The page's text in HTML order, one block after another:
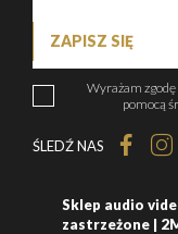
ZAPISZ SIĘ
Wyrażam
pomocą
ŚLEDŹ NAS
Sklep audio
zastrzeżone |